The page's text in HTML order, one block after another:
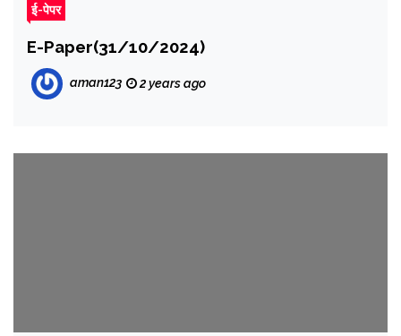
ई-पेपर
E-Paper(31/10/2024)
aman123 2 years ago